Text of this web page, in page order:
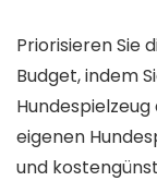
Priorisieren Sie
Budget, indem
eigenen
und